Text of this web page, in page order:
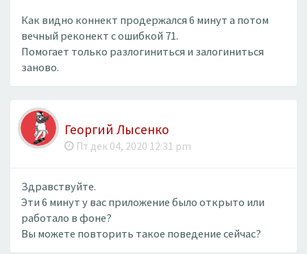
Как видно коннект продержался 6 минут а потом
вечный реконект с ошибкой 71.
Помогает только разлогиниться и залогиниться
заново.
Георгий Лысенко
Пт дек 04, 2020 12:31 pm
Здравствуйте.
Эти 6 минут у вас приложение было открыто или
работало в фоне?
Вы можете повторить такое поведение сейчас?